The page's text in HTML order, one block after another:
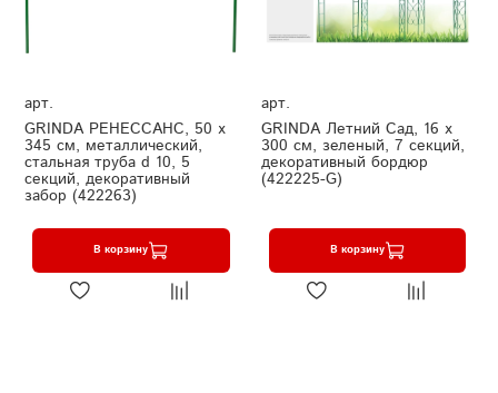
арт.
GRINDA РЕНЕССАНС, 50 x
345 см, металлический,
стальная труба d 10, 5
секций, декоративный
забор (422263)
В корзину
арт.
GRINDA Летний Сад, 16 x
300 см, зеленый, 7 секций,
декоративный бордюр
(422225-G)
В корзину